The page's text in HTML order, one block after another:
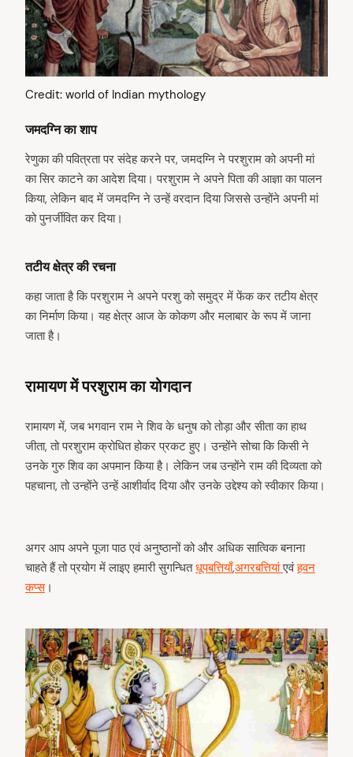
Credit: world of Indian mythology
जमदग्नि का शाप
रेणुका की पवित्रता पर संदेह करने पर, जमदग्नि ने परशुराम को अपनी मां
का सिर काटने का आदेश दिया। परशुराम ने अपने पिता की आज्ञा का पालन
किया, लेकिन बाद में जमदग्नि ने उन्हें वरदान दिया जिससे उन्होंने अपनी मां
को पुनर्जीवित कर दिया।
तटीय क्षेत्र की रचना
कहा जाता है कि परशुराम ने अपने परशु को समुद्र में फेंक कर तटीय क्षेत्र
का निर्माण किया। यह क्षेत्र आज के कोकण और मलाबार के रूप में जाना
जाता है।
रामायण में परशुराम का योगदान
रामायण में, जब भगवान राम ने शिव के धनुष को तोड़ा और सीता का हाथ
जीता, तो परशुराम क्रोधित होकर प्रकट हुए। उन्होंने सोचा कि किसी ने
उनके गुरु शिव का अपमान किया है। लेकिन जब उन्होंने राम की दिव्यता को
पहचाना, तो उन्होंने उन्हें आशीर्वाद दिया और उनके उद्देश्य को स्वीकार किया।
अगर आप अपने पूजा पाठ एवं अनुष्ठानों को और अधिक सात्विक बनाना
चाहते हैं तो प्रयोग में लाइए हमारी सुगन्धितधूपबत्तियाँ,अगरबत्तियांएवंहवन
कप्स।